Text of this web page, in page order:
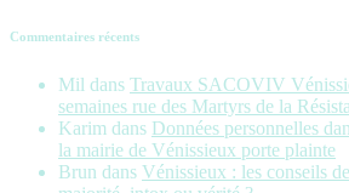
Commentaires récents
Mil dans Travaux SACOVIV
semaines rue des Martyrs de la
Karim dans Données personnelles
la mairie de Vénissieux porte plainte
Brun dans Vénissieux : les conseils